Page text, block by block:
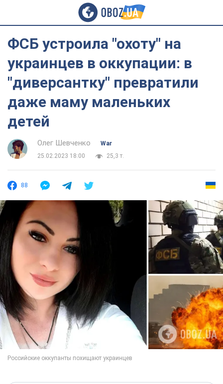
ФСБ устроила "охоту" на
украинцев в оккупации: в
"диверсантку" превратили
даже маму маленьких
детей
Олег Шевченко
War
25.02.2023 18:00
25,3 т.
88